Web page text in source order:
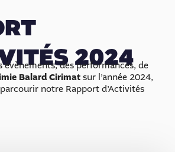
2024
évènements, des performances, de
Balard Cirimat sur l’année 2024,
notre Rapport d’Activités